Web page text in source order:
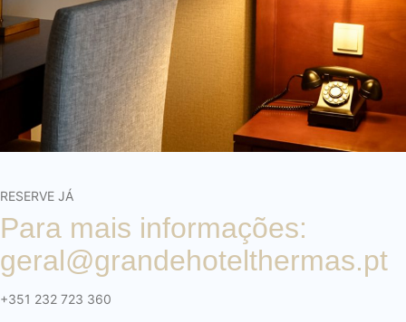
RESERVE JÁ
Para mais informações:
geral@grandehotelthermas.pt
+351 232 723 360